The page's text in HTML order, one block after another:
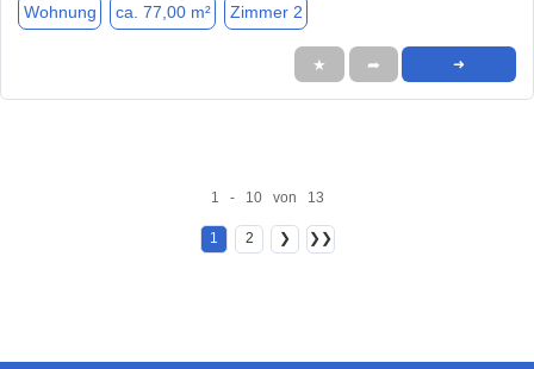
Wohnung ca. 77,00 m² Zimmer 2
★ ➦ ➜
1 - 10 von 13
1 2 ❯ ❯❯